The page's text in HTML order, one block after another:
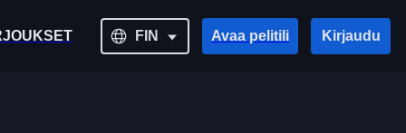
FIN Avaa pelitili Kirjaudu